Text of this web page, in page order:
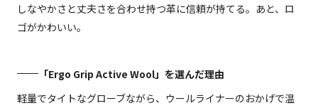
しなやかさと丈夫さを合わせ持つ革に信頼が持てる。あと、ロ
ゴがかわいい。
「Ergo Grip Active Wool」を選んだ理由
軽量でタイトなグローブながら、ウールライナーのおかげで温